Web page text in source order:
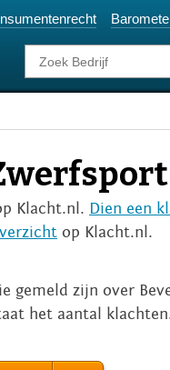
Klacht.nl. Dien een
op Klacht.nl.
gemeld zijn over
het aantal